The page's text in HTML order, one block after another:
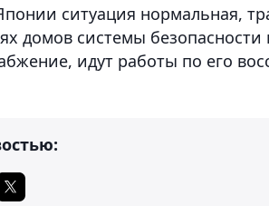
ситуация нормальная,
домов системы безопасности
идут работы по его